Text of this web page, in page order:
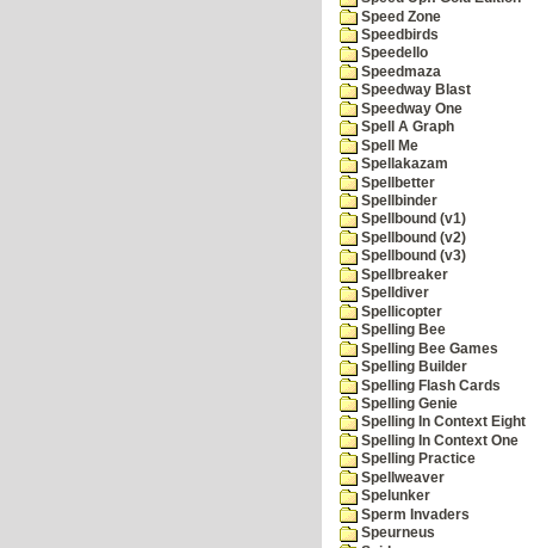
Speed Zone
Speedbirds
Speedello
Speedmaza
Speedway Blast
Speedway One
Spell A Graph
Spell Me
Spellakazam
Spellbetter
Spellbinder
Spellbound (v1)
Spellbound (v2)
Spellbound (v3)
Spellbreaker
Spelldiver
Spellicopter
Spelling Bee
Spelling Bee Games
Spelling Builder
Spelling Flash Cards
Spelling Genie
Spelling In Context Eight
Spelling In Context One
Spelling Practice
Spellweaver
Spelunker
Sperm Invaders
Speurneus